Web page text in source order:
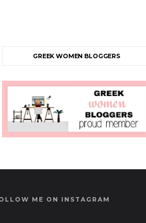
GREEK WOMEN BLOGGERS
ME ON INSTAGRAM